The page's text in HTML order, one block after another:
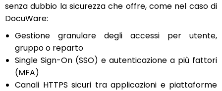
senza dubbio la sicurezza che offre, come nel caso di
DocuWare:
Gestione granulare degli accessi per utente,
gruppo o reparto
Single Sign-On (SSO) e autenticazione a più fattori
(MFA)
Canali HTTPS sicuri tra applicazioni e piattaforme